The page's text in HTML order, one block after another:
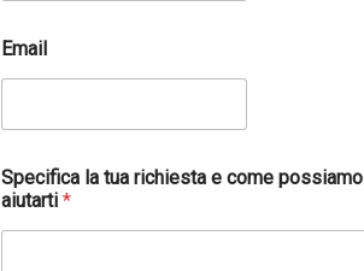
R
e
a
i
t
o
c
Email
Specifica la tua richiesta e come possiamo
aiutarti*